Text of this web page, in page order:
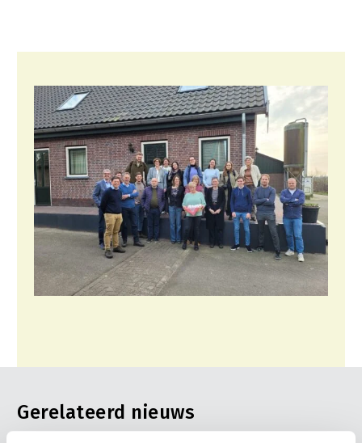
Gerelateerd nieuws